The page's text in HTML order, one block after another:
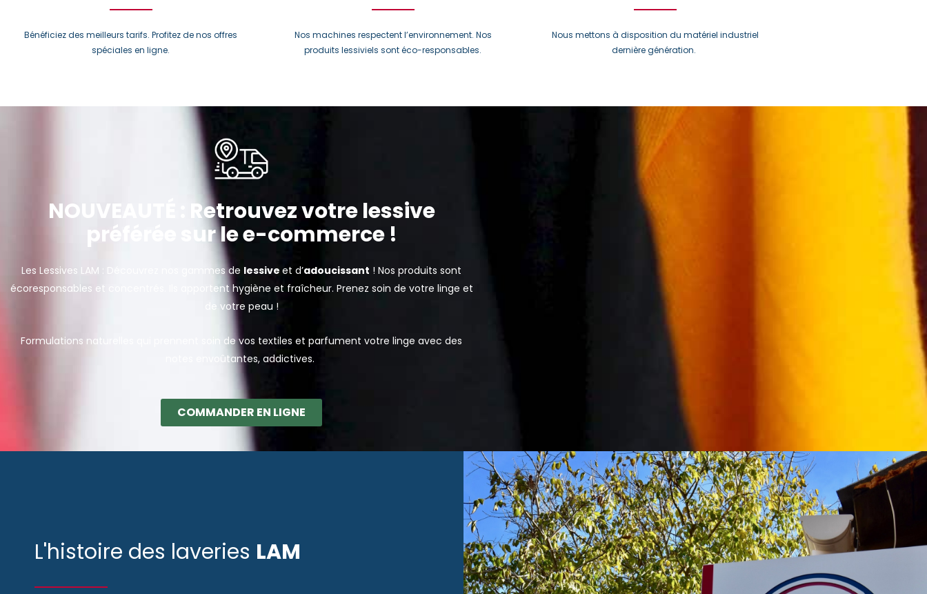
Bénéficiez des meilleurs tarifs. Profitez de nos offres
spéciales en ligne.
Nos machines respectent l’environnement. Nos
produits lessiviels sont éco-responsables.
Nous mettons à disposition du matériel industriel
dernière génération.
NOUVEAUTÉ : Retrouvez votre lessive
préférée sur le e-commerce !
Les Lessives LAM : Découvrez nos gammes de lessive et d’adoucissant ! Nos produits sont
écoresponsables et concentrés. Ils apportent hygiène et fraîcheur. Prenez soin de votre linge et
de votre peau !
Formulations naturelles qui prennent soin de vos textiles et parfument votre linge avec des
notes envoûtantes, addictives.
COMMANDER EN LIGNE
L'histoire des laveries LAM